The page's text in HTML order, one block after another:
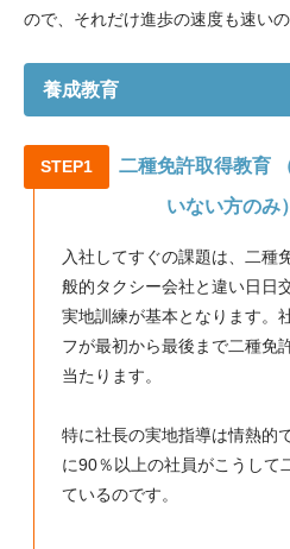
ので、それだけ進歩の速度も速いの
養成教育
STEP1
二種免許取得教育
いない方のみ）
入社してすぐの課題は、二種
般的タクシー会社と違い日日
実地訓練が基本となります。
フが最初から最後まで二種免
当たります。
特に社長の実地指導は情熱的
に90％以上の社員がこうして
ているのです。